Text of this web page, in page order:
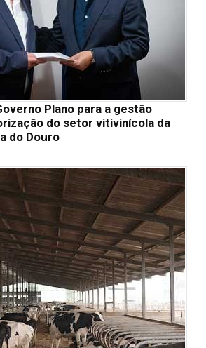
Plano para a gestão
do setor vitivinícola da
do Douro